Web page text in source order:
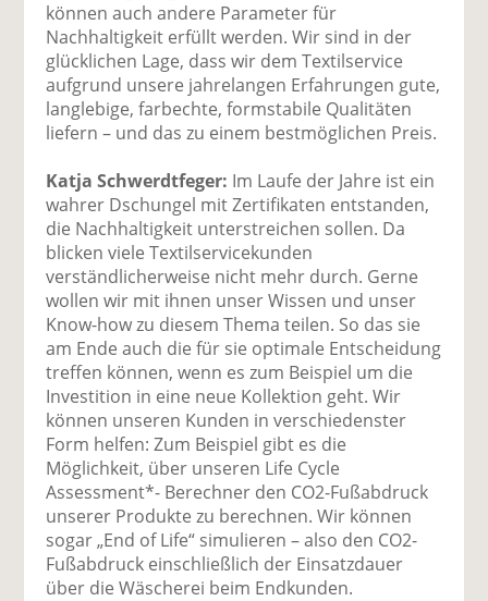
können auch andere Parameter für
Nachhaltigkeit erfüllt werden. Wir sind in der
glücklichen Lage, dass wir dem Textilservice
aufgrund unsere jahrelangen Erfahrungen gute,
langlebige, farbechte, formstabile Qualitäten
liefern – und das zu einem bestmöglichen Preis.
Katja Schwerdtfeger: Im Laufe der Jahre ist ein
wahrer Dschungel mit Zertifikaten entstanden,
die Nachhaltigkeit unterstreichen sollen. Da
blicken viele Textilservicekunden
verständlicherweise nicht mehr durch. Gerne
wollen wir mit ihnen unser Wissen und unser
Know-how zu diesem Thema teilen. So das sie
am Ende auch die für sie optimale Entscheidung
treffen können, wenn es zum Beispiel um die
Investition in eine neue Kollektion geht. Wir
können unseren Kunden in verschiedenster
Form helfen: Zum Beispiel gibt es die
Möglichkeit, über unseren Life Cycle
Assessment*- Berechner den CO2-Fußabdruck
unserer Produkte zu berechnen. Wir können
sogar „End of Life“ simulieren – also den CO2-
Fußabdruck einschließlich der Einsatzdauer
über die Wäscherei beim Endkunden.